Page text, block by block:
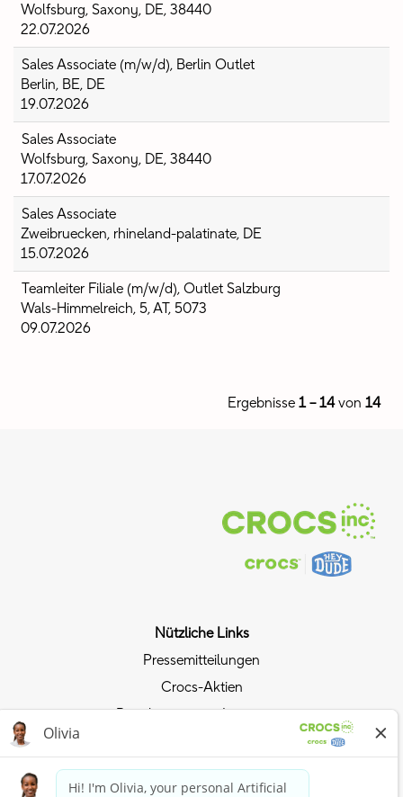
Wolfsburg, Saxony, DE, 38440
22.07.2026
Sales Associate (m/w/d), Berlin Outlet
Berlin, BE, DE
19.07.2026
Sales Associate
Wolfsburg, Saxony, DE, 38440
17.07.2026
Sales Associate
Zweibruecken, rhineland-palatinate, DE
15.07.2026
Teamleiter Filiale (m/w/d), Outlet Salzburg
Wals-Himmelreich, 5, AT, 5073
09.07.2026
Ergebnisse 1 – 14von 14
Nützliche Links
Pressemitteilungen
Crocs-Aktien
Beziehungen mit Investoren
Dem Crocs-Trend folgen